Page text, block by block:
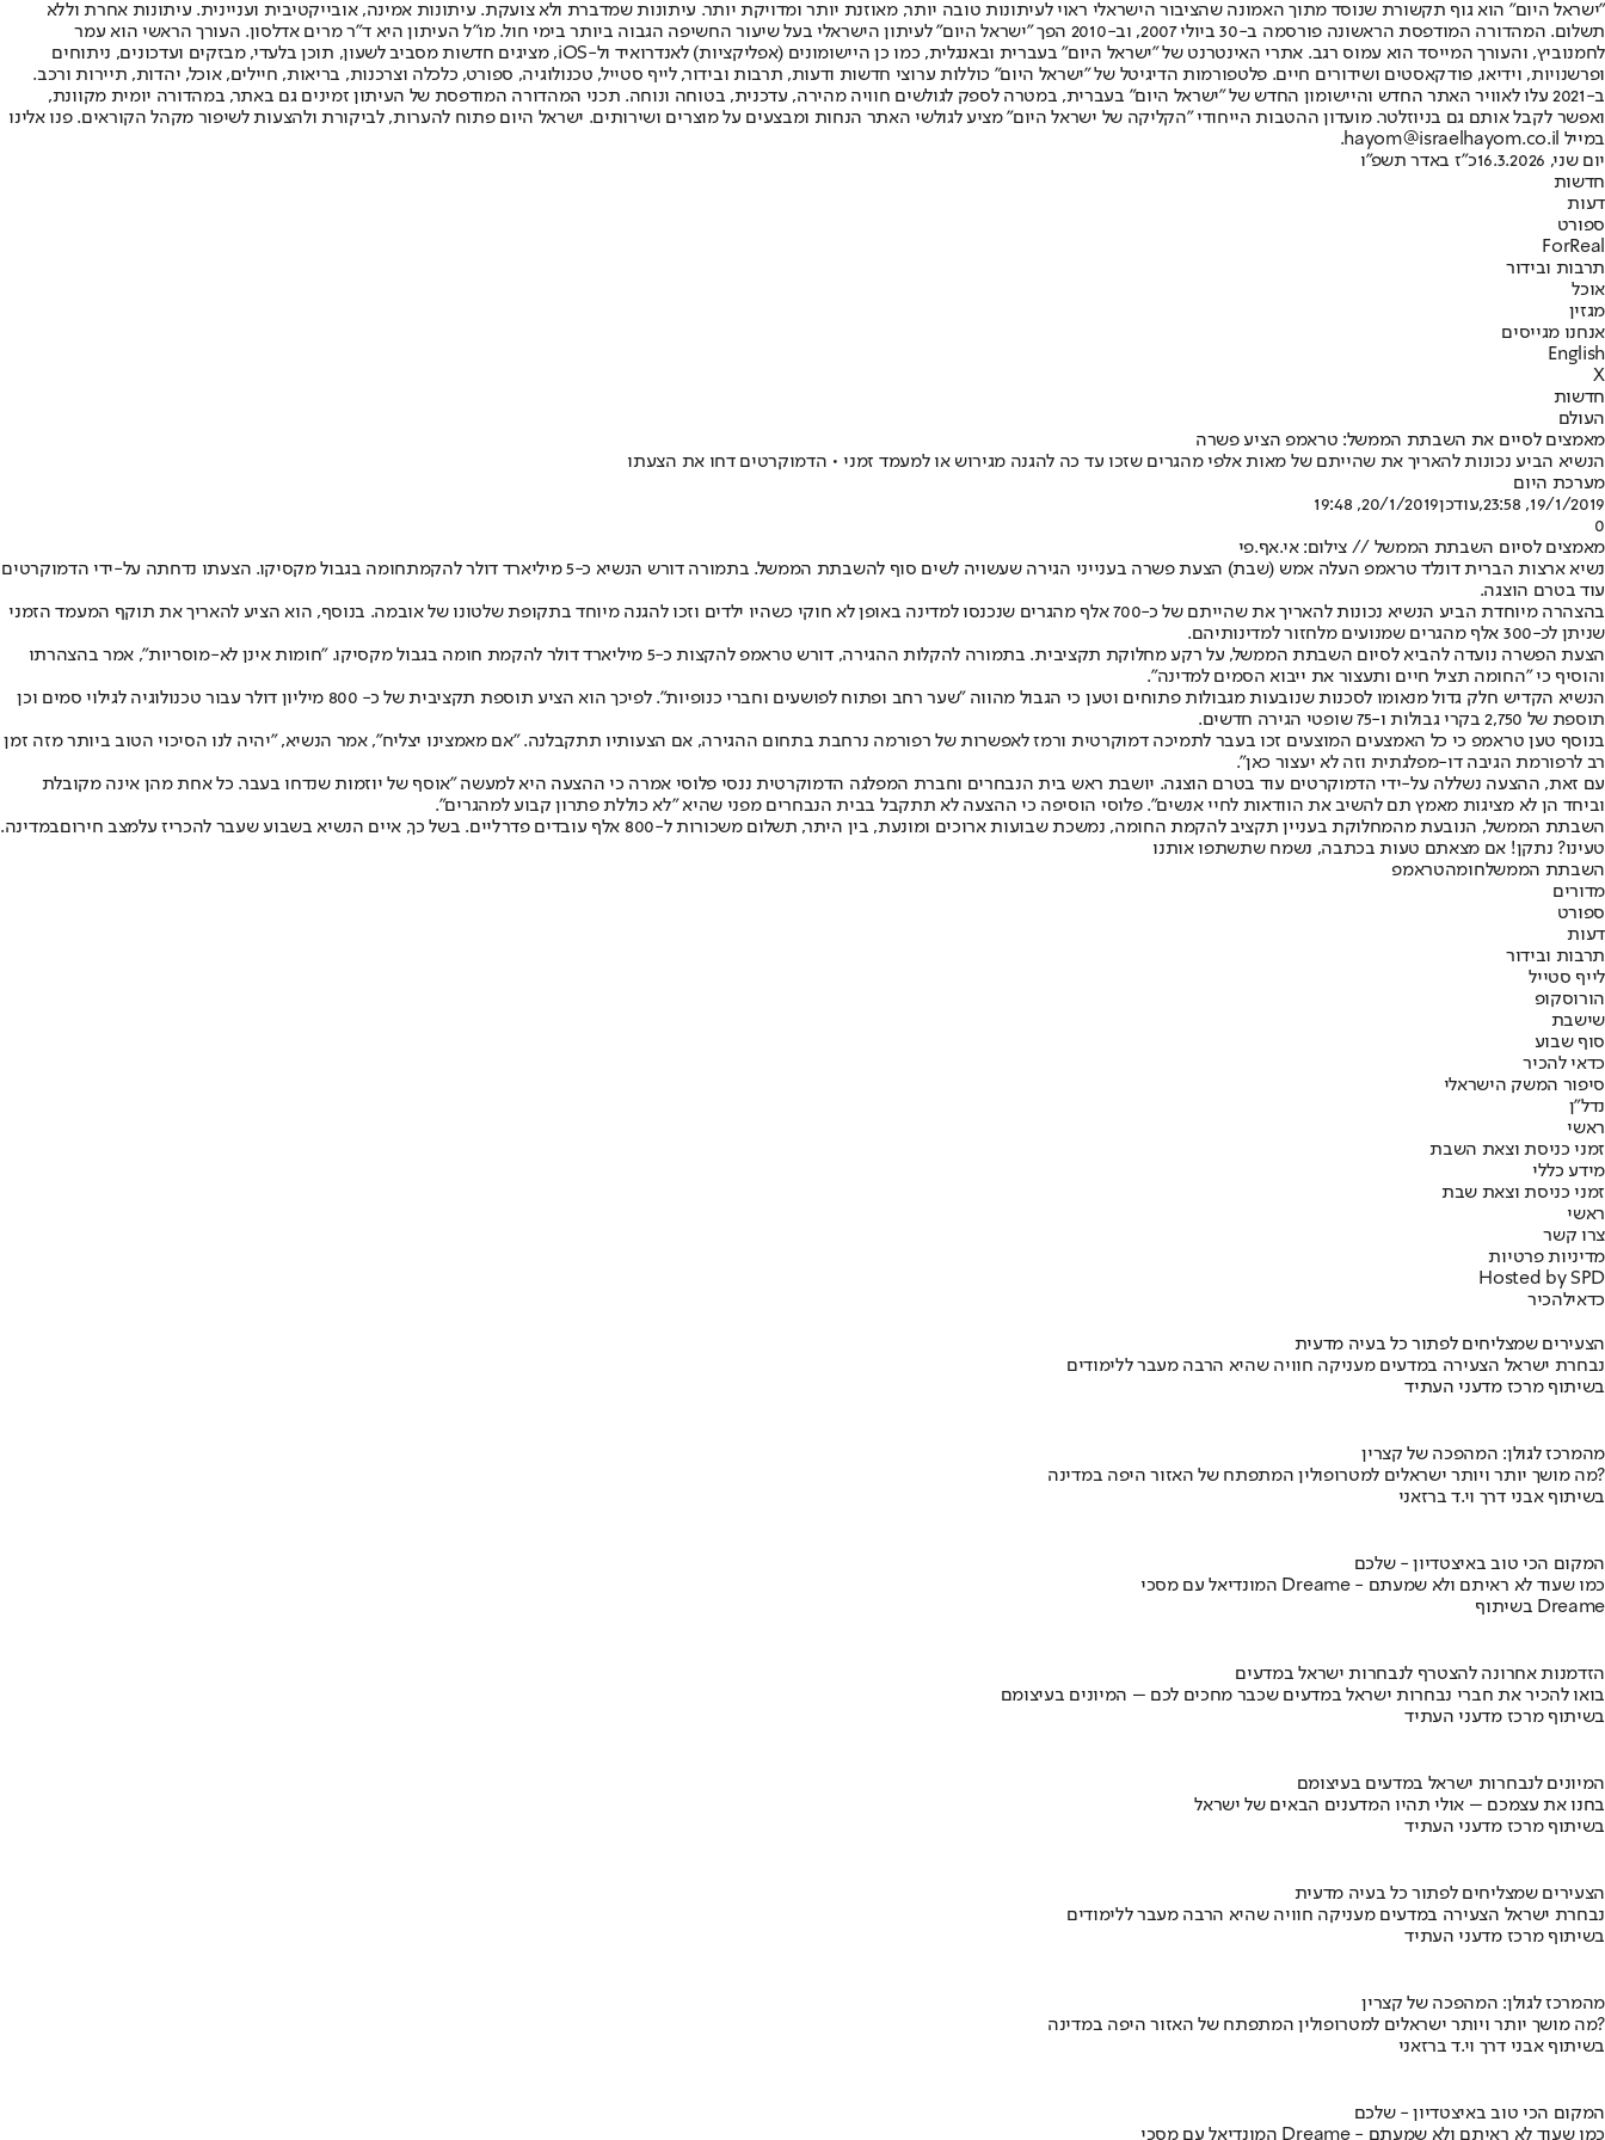
"ישראל היום" הוא גוף תקשורת שנוסד מתוך האמונה שהציבור הישראלי ראוי לעיתונות טובה יותר, מאוזנת יותר ומדויקת יותר. עיתונות שמדברת ולא צועקת. עיתונות אמינה, אובייקטיבית ועניינית. עיתונות אחרת וללא
תשלום. המהדורה המודפסת הראשונה פורסמה ב-30 ביולי 2007, וב-2010 הפך "ישראל היום" לעיתון הישראלי בעל שיעור החשיפה הגבוה ביותר בימי חול. מו"ל העיתון היא ד"ר מרים אדלסון. העורך הראשי הוא עמר
לחמנוביץ, והעורך המייסד הוא עמוס רגב. אתרי האינטרנט של "ישראל היום" בעברית ובאנגלית, כמו כן היישומונים (אפליקציות) לאנדרואיד ול-iOS, מציגים חדשות מסביב לשעון, תוכן בלעדי, מבזקים ועדכונים, ניתוחים
ופרשנויות, וידיאו, פודקאסטים ושידורים חיים. פלטפורמות הדיגיטל של "ישראל היום" כוללות ערוצי חדשות ודעות, תרבות ובידור, לייף סטייל, טכנולוגיה, ספורט, כלכלה וצרכנות, בריאות, חיילים, אוכל, יהדות, תיירות ורכב.
ב-2021 עלו לאוויר האתר החדש והיישומון החדש של "ישראל היום" בעברית, במטרה לספק לגולשים חוויה מהירה, עדכנית, בטוחה ונוחה. תכני המהדורה המודפסת של העיתון זמינים גם באתר, במהדורה יומית מקוונת,
ואפשר לקבל אותם גם בניוזלטר. מועדון ההטבות הייחודי "הקליקה של ישראל היום" מציע לגולשי האתר הנחות ומבצעים על מוצרים ושירותים. ישראל היום פתוח להערות, לביקורת ולהצעות לשיפור מקהל הקוראים. פנו אלינו
במייל hayom@israelhayom.co.il.
יום שני, 16.3.2026
כ"ז באדר תשפ"ו
חדשות
דעות
ספורט
ForReal
תרבות ובידור
אוכל
מגזין
אנחנו מגייסים
English
X
חדשות
העולם
מאמצים לסיים את השבתת הממשל: טראמפ הציע פשרה
הנשיא הביע נכונות להאריך את שהייתם של מאות אלפי מהגרים שזכו עד כה להגנה מגירוש או למעמד זמני • הדמוקרטים דחו את הצעתו
מערכת היום
19/1/2019, 23:58
,עודכן20/1/2019, 19:48
0
מאמצים לסיום השבתת הממשל // צילום: אי.אף.פי
נשיא ארצות הברית דונלד טראמפ העלה אמש (שבת) הצעת פשרה בענייני הגירה שעשויה לשים סוף להשבתת הממשל. בתמורה דורש הנשיא כ-5 מיליארד דולר להקמת חומה בגבול מקסיקו. הצעתו נדחתה על-ידי הדמוקרטים
עוד בטרם הוצגה.
בהצהרה מיוחדת הביע הנשיא נכונות להאריך את שהייתם של כ-700 אלף מהגרים שנכנסו למדינה באופן לא חוקי כשהיו ילדים וזכו להגנה מיוחד בתקופת שלטונו של אובמה. בנוסף, הוא הציע להאריך את תוקף המעמד הזמני
שניתן לכ-300 אלף מהגרים שמנועים מלחזור למדינותיהם.
הצעת הפשרה נועדה להביא לסיום השבתת הממשל, על רקע מחלוקת תקציבית. בתמורה להקלות ההגירה, דורש טראמפ להקצות כ-5 מיליארד דולר להקמת חומה בגבול מקסיקו. "חומות אינן לא-מוסריות", אמר בהצהרתו
והוסיף כי "החומה תציל חיים ותעצור את ייבוא הסמים למדינה".
הנשיא הקדיש חלק גדול מנאומו לסכנות שנובעות מגבולות פתוחים וטען כי הגבול מהווה "שער רחב ופתוח לפושעים וחברי כנופיות". לפיכך הוא הציע תוספת תקציבית של כ- 800 מיליון דולר עבור טכנולוגיה לגילוי סמים וכן
תוספת של 2,750 בקרי גבולות ו-75 שופטי הגירה חדשים.
בנוסף טען טראמפ כי כל האמצעים המוצעים זכו בעבר לתמיכה דמוקרטית ורמז לאפשרות של רפורמה נרחבת בתחום ההגירה, אם הצעותיו תתקבלנה. "אם מאמצינו יצליח", אמר הנשיא, "יהיה לנו הסיכוי הטוב ביותר מזה זמן
רב לרפורמת הגיבה דו-מפלגתית וזה לא יעצור כאן".
עם זאת, ההצעה נשללה על-ידי הדמוקרטים עוד בטרם הוצגה. יושבת ראש בית הנבחרים וחברת המפלגה הדמוקרטית ננסי פלוסי אמרה כי ההצעה היא למעשה "אוסף של יוזמות שנדחו בעבר. כל אחת מהן אינה מקובלת
וביחד הן לא מציגות מאמץ תם להשיב את הוודאות לחיי אנשים". פלוסי הוסיפה כי ההצעה לא תתקבל בבית הנבחרים מפני שהיא "לא כוללת פתרון קבוע למהגרים".
השבתת הממשל, הנובעת מהמחלוקת בעניין תקציב להקמת החומה, נמשכת שבועות ארוכים ומונעת, בין היתר, תשלום משכורות ל-800 אלף עובדים פדרליים. בשל כך, איים הנשיא בשבוע שעבר להכריז על
מצב חירוםבמדינה.
טעינו? נתקן! אם מצאתם טעות בכתבה, נשמח שתשתפו אותנו
השבתת הממשלחומהטראמפ
מדורים
ספורט
דעות
תרבות ובידור
לייף סטייל
הורוסקופ
שישבת
סוף שבוע
כדאי להכיר
סיפור המשק הישראלי
נדל"ן
ראשי
זמני כניסת וצאת השבת
מידע כללי
זמני כניסת וצאת שבת
ראשי
צרו קשר
מדיניות פרטיות
Hosted by SPD
כדאילהכיר
הצעירים שמצליחים לפתור כל בעיה מדעית
נבחרת ישראל הצעירה במדעים מעניקה חוויה שהיא הרבה מעבר ללימודים
בשיתוף מרכז מדעני העתיד
מהמרכז לגולן: המהפכה של קצרין
מה מושך יותר ויותר ישראלים למטרופולין המתפתח של האזור היפה במדינה?
בשיתוף אבני דרך וי.ד ברזאני
המקום הכי טוב באיצטדיון - שלכם
המונדיאל עם מסכי Dreame - כמו שעוד לא ראיתם ולא שמעתם
בשיתוף Dreame
הזדמנות אחרונה להצטרף לנבחרות ישראל במדעים
בואו להכיר את חברי נבחרות ישראל במדעים שכבר מחכים לכם – המיונים בעיצומם
בשיתוף מרכז מדעני העתיד
המיונים לנבחרות ישראל במדעים בעיצומם
בחנו את עצמכם – אולי תהיו המדענים הבאים של ישראל
בשיתוף מרכז מדעני העתיד
הצעירים שמצליחים לפתור כל בעיה מדעית
נבחרת ישראל הצעירה במדעים מעניקה חוויה שהיא הרבה מעבר ללימודים
בשיתוף מרכז מדעני העתיד
מהמרכז לגולן: המהפכה של קצרין
מה מושך יותר ויותר ישראלים למטרופולין המתפתח של האזור היפה במדינה?
בשיתוף אבני דרך וי.ד ברזאני
המקום הכי טוב באיצטדיון - שלכם
המונדיאל עם מסכי Dreame - כמו שעוד לא ראיתם ולא שמעתם